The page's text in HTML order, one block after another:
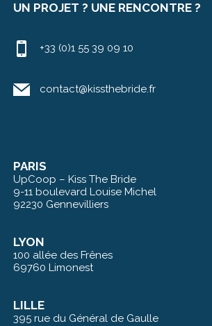
UN PROJET ? UNE RENCONTRE ?
+33 (0)1 55 39 09 10
contact@kissthebride.fr
PARIS
UpCoop – Kiss The Bride
9-11 boulevard Louise Michel
92230 Gennevilliers
LYON
100 allée des Frênes
69760 Limonest
LILLE
395 rue du Général de Gaulle